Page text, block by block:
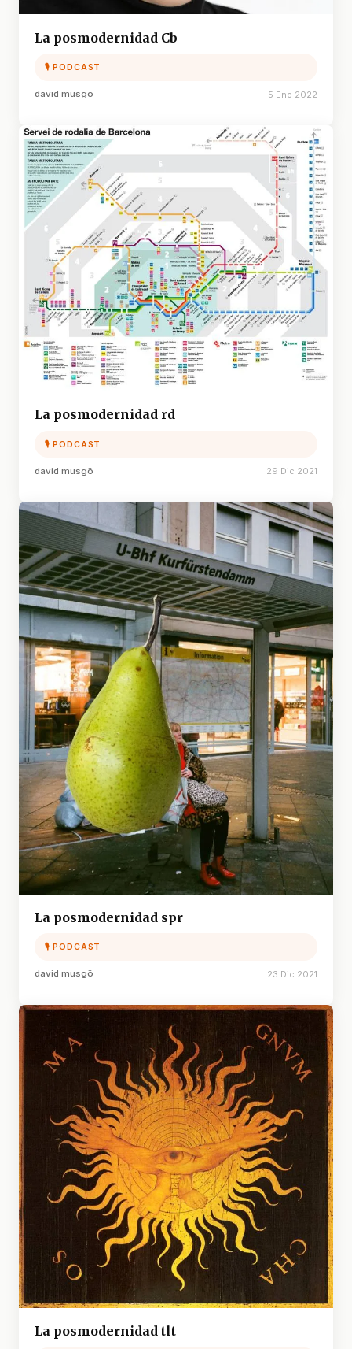
La posmodernidad Cb
🎙 PODCAST
david musgö 5 Ene 2022
La posmodernidad rd
🎙 PODCAST
david musgö 29 Dic 2021
La posmodernidad spr
🎙 PODCAST
david musgö 23 Dic 2021
La posmodernidad tlt